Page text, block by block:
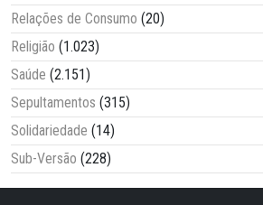
Relações de Consumo (20)
Religião (1.023)
Saúde (2.151)
Sepultamentos (315)
Solidariedade (14)
Sub-Versão (228)